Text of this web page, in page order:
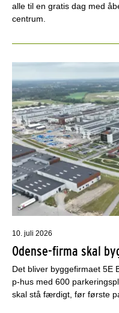
alle til en gratis dag med
centrum.
10. juli 2026
Odense-firma skal
Det bliver byggefirmaet 5E
p-hus med 600
skal stå færdigt, før første